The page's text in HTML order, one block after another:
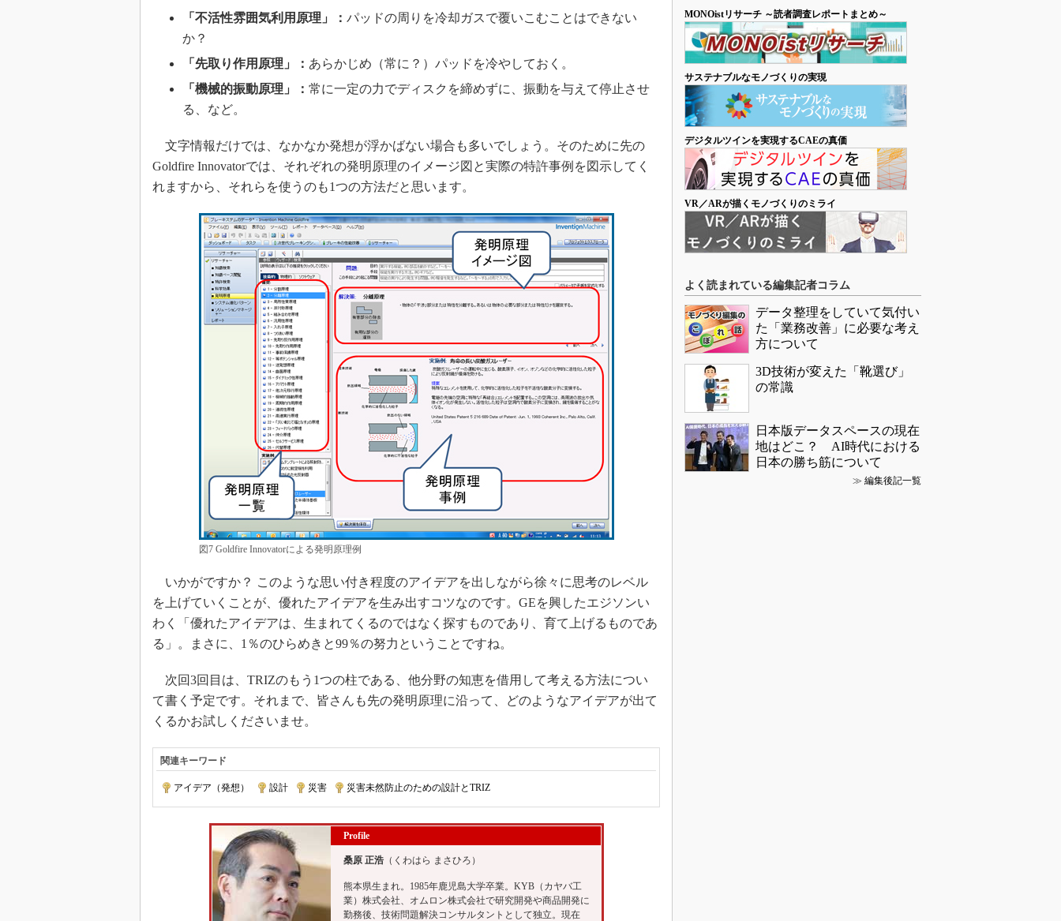
「不活性雰囲気利用原理」： パッドの周りを冷却ガスで覆いこむことはできない
か？
「先取り作用原理」： あらかじめ（常に？）パッドを冷やしておく。
「機械的振動原理」： 常に一定の力でディスクを締めずに、振動を与えて停止させ
る、など。
文字情報だけでは、なかなか発想が浮かばない場合も多いでしょう。そのために先の
Goldfire Innovatorでは、それぞれの発明原理のイメージ図と実際の特許事例を図示してく
れますから、それらを使うのも1つの方法だと思います。
図7 Goldfire Innovatorによる発明原理例
いかがですか？ このような思い付き程度のアイデアを出しながら徐々に思考のレベル
を上げていくことが、優れたアイデアを生み出すコツなのです。GEを興したエジソンい
わく「優れたアイデアは、生まれてくるのではなく探すものであり、育て上げるものであ
る」。まさに、1％のひらめきと99％の努力ということですね。
次回3回目は、TRIZのもう1つの柱である、他分野の知恵を借用して考える方法につい
て書く予定です。それまで、皆さんも先の発明原理に沿って、どのようなアイデアが出て
くるかお試しくださいませ。
関連キーワード
アイデア（発想） 設計 災害 災害未然防止のための設計とTRIZ
Profile
桑原 正浩（くわはら まさひろ）
熊本県生まれ。1985年鹿児島大学卒業。KYB（カヤバ工
業）株式会社、オムロン株式会社で研究開発や商品開発に
勤務後、技術問題解決コンサルタントとして独立。現在
MONOistリサーチ ～読者調査レポートまとめ～
サステナブルなモノづくりの実現
デジタルツインを実現するCAEの真価
VR／ARが描くモノづくりのミライ
よく読まれている編集記者コラム
データ整理をしていて気付い
た「業務改善」に必要な考え
方について
3D技術が変えた「靴選び」
の常識
日本版データスペースの現在
地はどこ？ AI時代における
日本の勝ち筋について
≫ 編集後記一覧